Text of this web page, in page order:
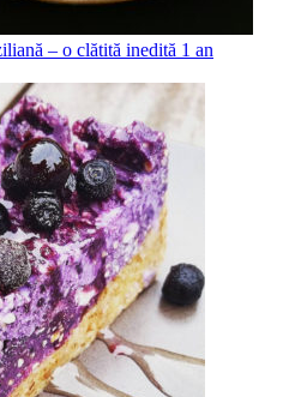
– o clătită inedită 1 an